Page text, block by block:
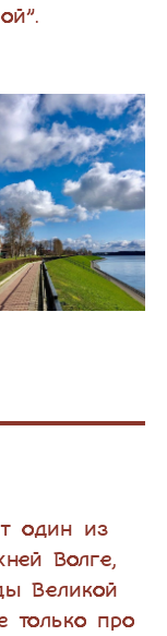
один из
Волге,
Великой
только про